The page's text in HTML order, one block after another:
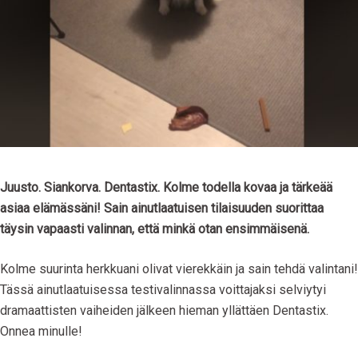
‪Juusto. Siankorva. Dentastix. Kolme todella kovaa ja tärkeää
asiaa elämässäni! Sain ainutlaatuisen tilaisuuden suorittaa
täysin vapaasti valinnan, että minkä otan ensimmäisenä.
Kolme suurinta herkkuani olivat vierekkäin ja sain tehdä valintani!
Tässä ainutlaatuisessa testivalinnassa voittajaksi selviytyi
dramaattisten vaiheiden jälkeen hieman yllättäen Dentastix.
‬‪Onnea minulle!